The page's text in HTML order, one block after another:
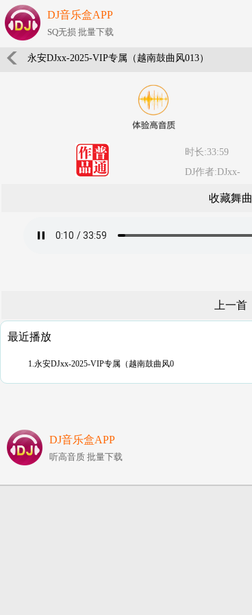
DJ音乐盒APP
SQ无损 批量下载
永安DJxx-2025-VIP专属（越南鼓曲风013）
时长:33:59
DJ作者:DJxx-
收藏舞曲
上一首
最近播放
1.永安DJxx-2025-VIP专属（越南鼓曲风0
DJ音乐盒APP
听高音质 批量下载